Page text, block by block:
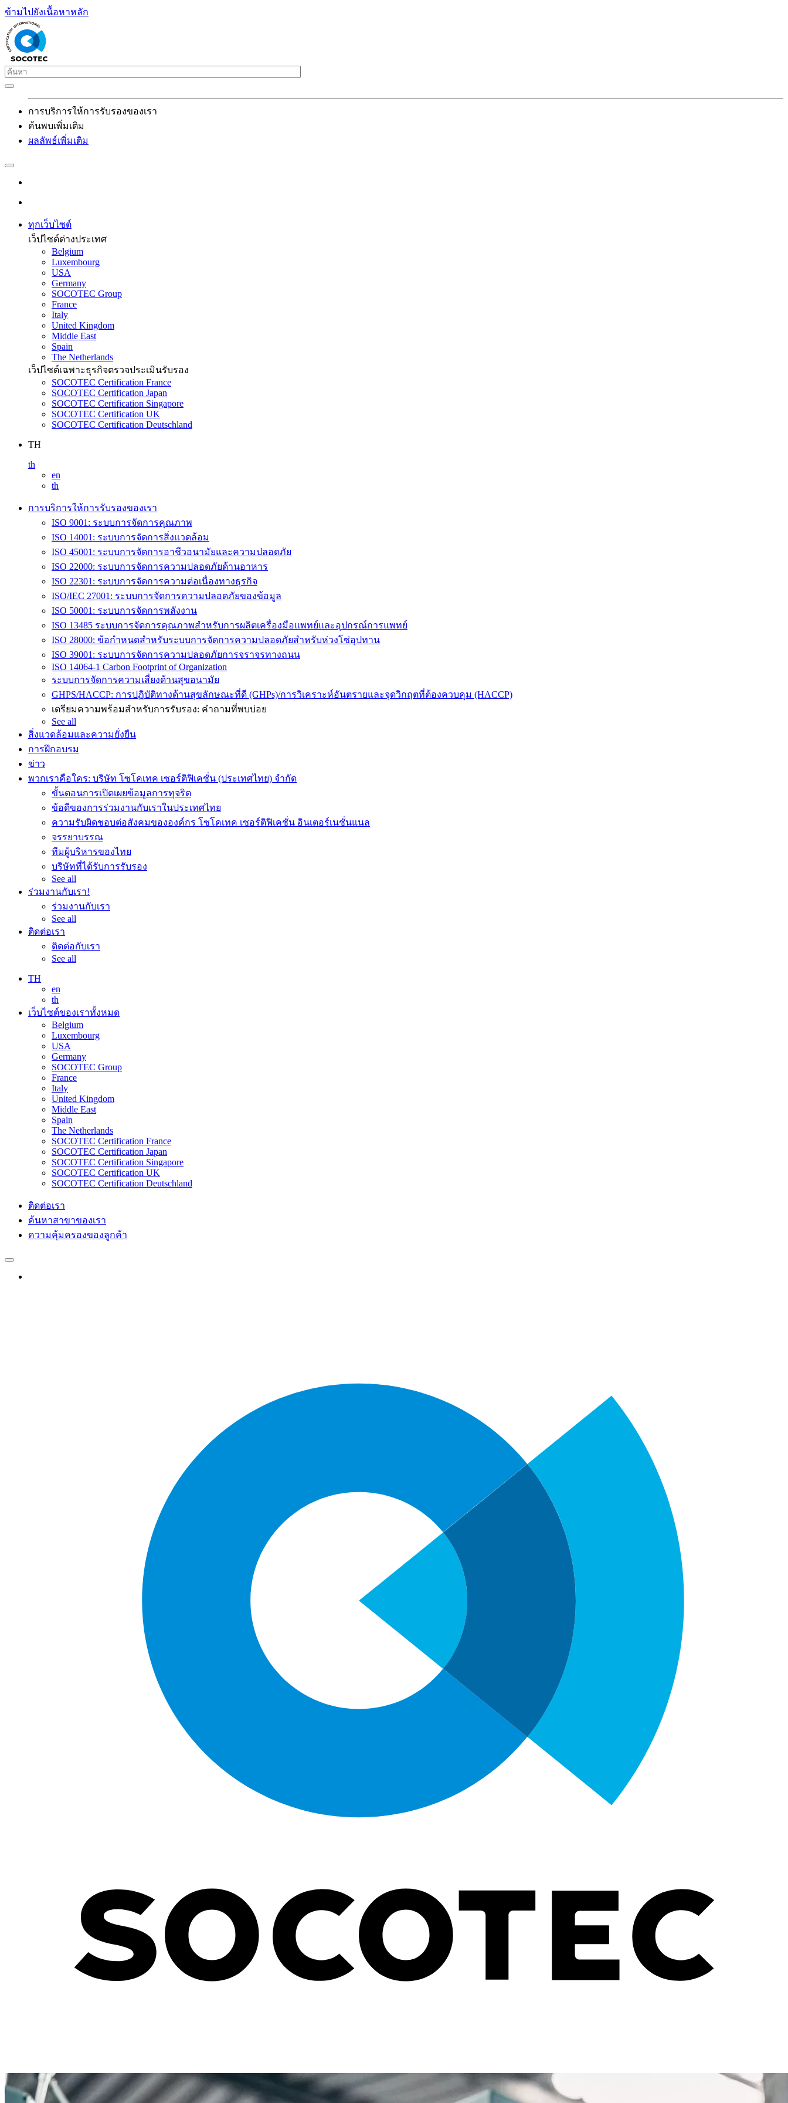
ข้ามไปยังเนื้อหาหลัก
การบริการให้การรับรองของเรา
ค้นพบเพิ่มเติม
ผลลัพธ์เพิ่มเติม
ทุกเว็บไซต์
เว็ปไซต์ต่างประเทศ
Belgium
Luxembourg
USA
Germany
SOCOTEC Group
France
Italy
United Kingdom
Middle East
Spain
The Netherlands
เว็ปไซต์เฉพาะธุรกิจตรวจประเมินรับรอง
SOCOTEC Certification France
SOCOTEC Certification Japan
SOCOTEC Certification Singapore
SOCOTEC Certification UK
SOCOTEC Certification Deutschland
TH
th
en
th
การบริการให้การรับรองของเรา
ISO 9001: ระบบการจัดการคุณภาพ
ISO 14001: ระบบการจัดการสิ่งแวดล้อม
ISO 45001: ระบบการจัดการอาชีวอนามัยและความปลอดภัย
ISO 22000: ระบบการจัดการความปลอดภัยด้านอาหาร
ISO 22301: ระบบการจัดการความต่อเนื่องทางธุรกิจ
ISO/IEC 27001: ระบบการจัดการความปลอดภัยของข้อมูล
ISO 50001: ระบบการจัดการพลังงาน
ISO 13485 ระบบการจัดการคุณภาพสำหรับการผลิตเครื่องมือแพทย์และอุปกรณ์การแพทย์
ISO 28000: ข้อกำหนดสำหรับระบบการจัดการความปลอดภัยสำหรับห่วงโซ่อุปทาน
ISO 39001: ระบบการจัดการความปลอดภัยการจราจรทางถนน
ISO 14064-1 Carbon Footprint of Organization
ระบบการจัดการความเสี่ยงด้านสุขอนามัย
GHPS/HACCP: การปฏิบัติทางด้านสุขลักษณะที่ดี (GHPs)/การวิเคราะห์อันตรายและจุดวิกฤตที่ต้องควบคุม (HACCP)
เตรียมความพร้อมสำหรับการรับรอง: คำถามที่พบบ่อย
See all
สิ่งแวดล้อมและความยั่งยืน
การฝึกอบรม
ข่าว
พวกเราคือใคร: บริษัท โซโคเทค เซอร์ติฟิเคชั่น (ประเทศไทย) จำกัด
ขั้นตอนการเปิดเผยข้อมูลการทุจริต
ข้อดีของการร่วมงานกับเราในประเทศไทย
ความรับผิดชอบต่อสังคมขององค์กร โซโคเทค เซอร์ติฟิเคชั่น อินเตอร์เนชั่นแนล
จรรยาบรรณ
ทีมผู้บริหารของไทย
บริษัทที่ได้รับการรับรอง
See all
ร่วมงานกับเรา!
ร่วมงานกับเรา
See all
ติดต่อเรา
ติดต่อกับเรา
See all
TH
en
th
เว็บไซต์ของเราทั้งหมด
Belgium
Luxembourg
USA
Germany
SOCOTEC Group
France
Italy
United Kingdom
Middle East
Spain
The Netherlands
SOCOTEC Certification France
SOCOTEC Certification Japan
SOCOTEC Certification Singapore
SOCOTEC Certification UK
SOCOTEC Certification Deutschland
ติดต่อเรา
ค้นหาสาขาของเรา
ความคุ้มครองของลูกค้า